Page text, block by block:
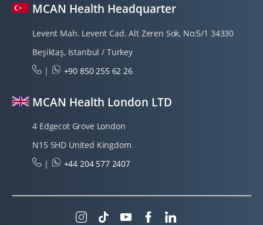
MCAN Health Headquarter
Levent Mah. Levent Cad. Alt Zeren Sok, No:5/1 34330
Beşiktaş, Istanbul / Turkey
|
+90 850 255 62 26
MCAN Health London LTD
4 Edgecot Grove London
N15 5HD United Kingdom
|
+44 204 577 2407